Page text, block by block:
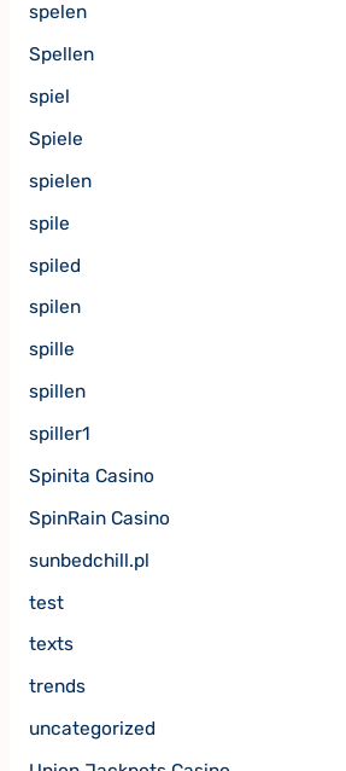
spelen
Spellen
spiel
Spiele
spielen
spile
spiled
spilen
spille
spillen
spiller1
Spinita Casino
SpinRain Casino
sunbedchill.pl
test
texts
trends
uncategorized